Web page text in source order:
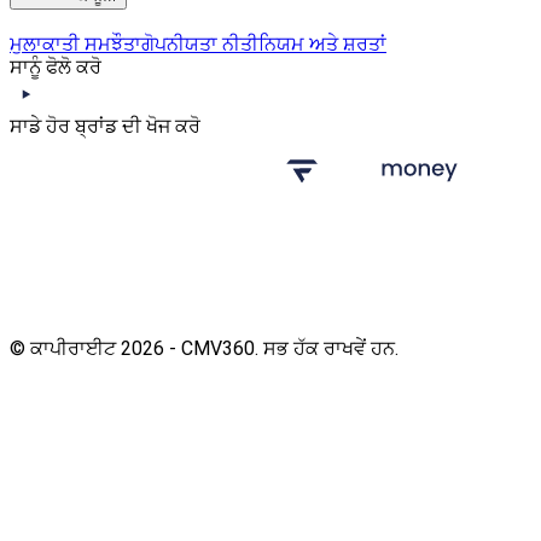
ਮੁਲਾਕਾਤੀ ਸਮਝੌਤਾਗੋਪਨੀਯਤਾ ਨੀਤੀਨਿਯਮ ਅਤੇ ਸ਼ਰਤਾਂ
ਸਾਨੂੰ ਫੋਲੋ ਕਰੋ
ਸਾਡੇ ਹੋਰ ਬ੍ਰਾਂਡ ਦੀ ਖੋਜ ਕਰੋ
© ਕਾਪੀਰਾਈਟ 2026 - CMV360. ਸਭ ਹੱਕ ਰਾਖਵੇਂ ਹਨ.